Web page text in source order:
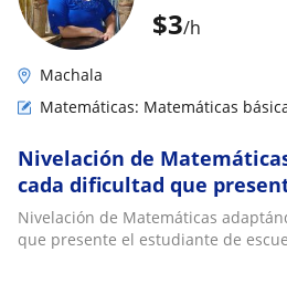
$3/h
Machala
Matemáticas: Matemáticas
Nivelación de
cada dificultad que
escuela y colegio a
Nivelación de Matemáticas
que presente el estudiante de